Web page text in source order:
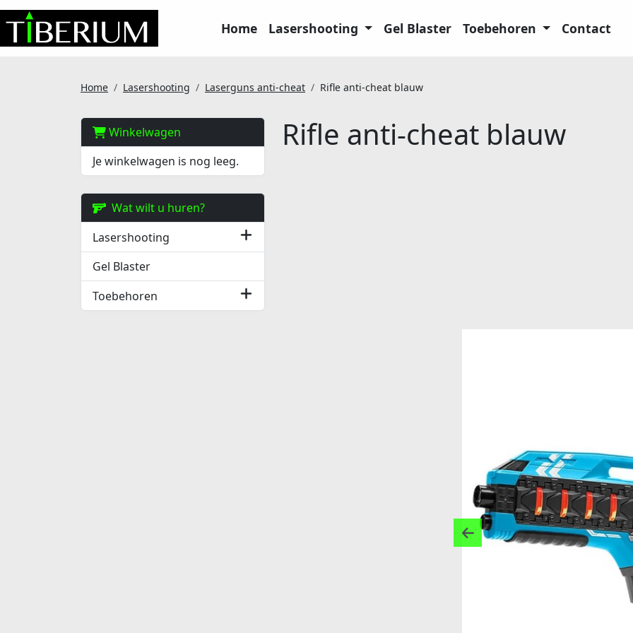
Home Lasershooting Gel Blaster Toebehoren Contact
Home Lasershooting Laserguns anti-cheat Rifle anti-cheat blauw
Winkelwagen
Je winkelwagen is nog leeg.
Wat wilt u huren?
Lasershooting
Gel Blaster
Toebehoren
Rifle anti-cheat blauw
Previous